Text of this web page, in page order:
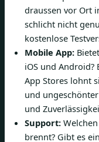
draussen vor Ort
schlicht nicht
kostenlose
Mobile App:
iOS und Android?
App Stores lohnt
und
und
Support:
brennt? Gibt es